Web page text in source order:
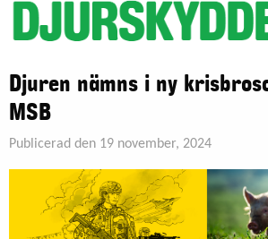
Djuren nämns i ny
MSB
Publicerad den 19 november, 2024